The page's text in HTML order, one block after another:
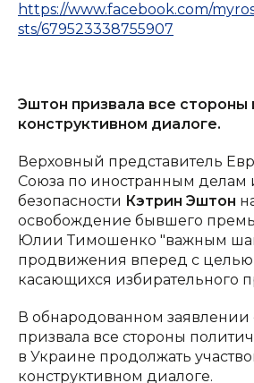
https://www.facebook.com/
sts/679523338755907
Эштон призвала все стороны
конструктивном диалоге.
Верховный представитель
Союза по иностранным делам
безопасности Кэтрин Эштон
освобождение бывшего
Юлии Тимошенко "важным
продвижения вперед с целью
касающихся избирательного
В обнародованном заявлении
призвала все стороны
в Украине продолжать
конструктивном диалоге.